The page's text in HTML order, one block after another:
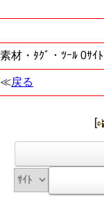
素材・ﾀｸﾞ・ﾂｰﾙ 0ｻｲﾄ
≪戻る
[